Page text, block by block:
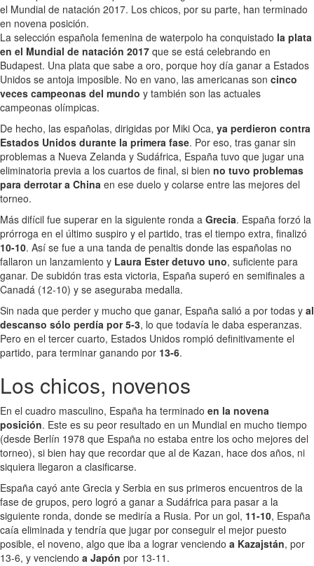
el Mundial de natación 2017. Los chicos, por su parte, han terminado
en novena posición.
La selección española femenina de waterpolo ha conquistado la plata
en el Mundial de natación 2017 que se está celebrando en
Budapest. Una plata que sabe a oro, porque hoy día ganar a Estados
Unidos se antoja imposible. No en vano, las americanas son cinco
veces campeonas del mundo y también son las actuales
campeonas olímpicas.
De hecho, las españolas, dirigidas por Miki Oca, ya perdieron contra
Estados Unidos durante la primera fase. Por eso, tras ganar sin
problemas a Nueva Zelanda y Sudáfrica, España tuvo que jugar una
eliminatoria previa a los cuartos de final, si bien no tuvo problemas
para derrotar a China en ese duelo y colarse entre las mejores del
torneo.
Más difícil fue superar en la siguiente ronda a Grecia. España forzó la
prórroga en el último suspiro y el partido, tras el tiempo extra, finalizó
10-10. Así se fue a una tanda de penaltis donde las españolas no
fallaron un lanzamiento y Laura Ester detuvo uno, suficiente para
ganar. De subidón tras esta victoria, España superó en semifinales a
Canadá (12-10) y se aseguraba medalla.
Sin nada que perder y mucho que ganar, España salió a por todas y al
descanso sólo perdía por 5-3, lo que todavía le daba esperanzas.
Pero en el tercer cuarto, Estados Unidos rompió definitivamente el
partido, para terminar ganando por 13-6.
Los chicos, novenos
En el cuadro masculino, España ha terminado en la novena
posición. Este es su peor resultado en un Mundial en mucho tiempo
(desde Berlín 1978 que España no estaba entre los ocho mejores del
torneo), si bien hay que recordar que al de Kazan, hace dos años, ni
siquiera llegaron a clasificarse.
España cayó ante Grecia y Serbia en sus primeros encuentros de la
fase de grupos, pero logró a ganar a Sudáfrica para pasar a la
siguiente ronda, donde se mediría a Rusia. Por un gol, 11-10, España
caía eliminada y tendría que jugar por conseguir el mejor puesto
posible, el noveno, algo que iba a lograr venciendo a Kazajstán, por
13-6, y venciendo a Japón por 13-11.